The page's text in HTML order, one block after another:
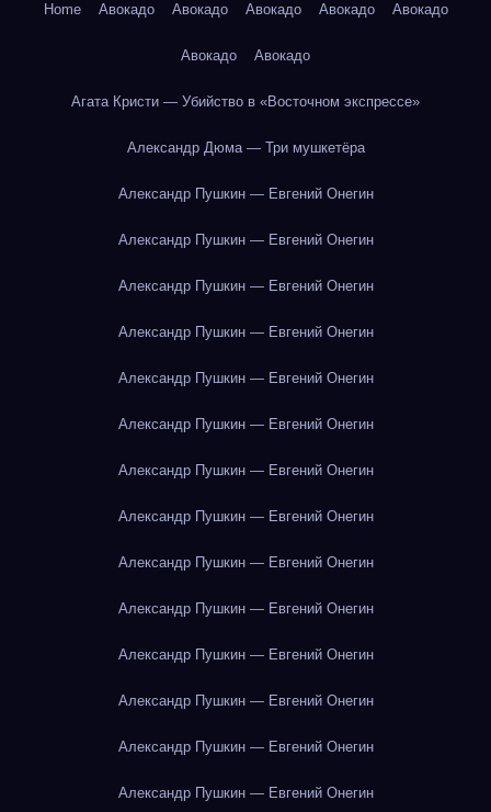
Home Авокадо Авокадо Авокадо Авокадо Авокадо
Авокадо Авокадо
Агата Кристи — Убийство в «Восточном экспрессе»
Александр Дюма — Три мушкетёра
Александр Пушкин — Евгений Онегин
Александр Пушкин — Евгений Онегин
Александр Пушкин — Евгений Онегин
Александр Пушкин — Евгений Онегин
Александр Пушкин — Евгений Онегин
Александр Пушкин — Евгений Онегин
Александр Пушкин — Евгений Онегин
Александр Пушкин — Евгений Онегин
Александр Пушкин — Евгений Онегин
Александр Пушкин — Евгений Онегин
Александр Пушкин — Евгений Онегин
Александр Пушкин — Евгений Онегин
Александр Пушкин — Евгений Онегин
Александр Пушкин — Евгений Онегин